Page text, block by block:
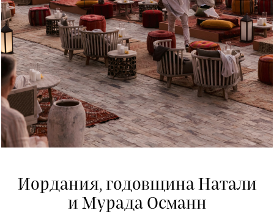
Иордания, годовщина Натали
и Мурада Османн